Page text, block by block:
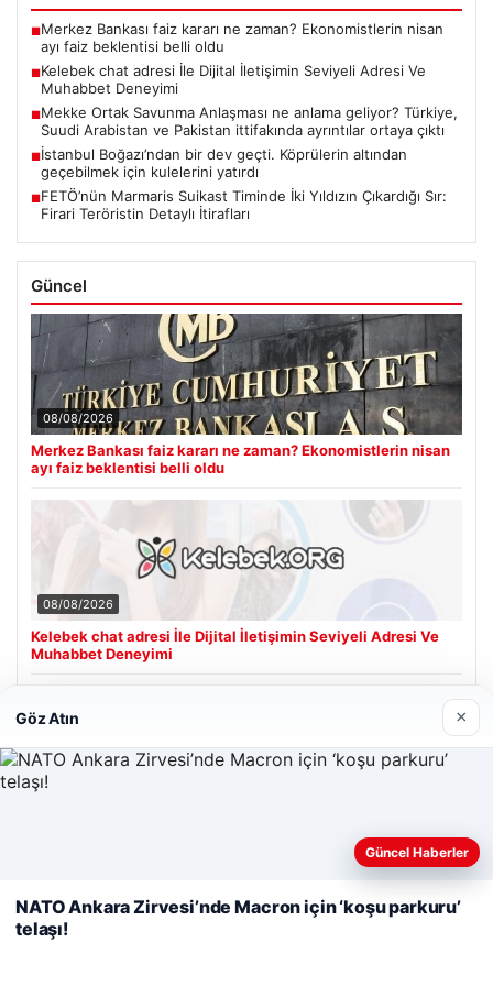
■Merkez Bankası faiz kararı ne zaman? Ekonomistlerin nisan
ayı faiz beklentisi belli oldu
■Kelebek chat adresi İle Dijital İletişimin Seviyeli Adresi Ve
Muhabbet Deneyimi
■Mekke Ortak Savunma Anlaşması ne anlama geliyor? Türkiye,
Suudi Arabistan ve Pakistan ittifakında ayrıntılar ortaya çıktı
■İstanbul Boğazı’ndan bir dev geçti. Köprülerin altından
geçebilmek için kulelerini yatırdı
■FETÖ’nün Marmaris Suikast Timinde İki Yıldızın Çıkardığı Sır:
Firari Teröristin Detaylı İtirafları
Güncel
08/08/2026
Merkez Bankası faiz kararı ne zaman? Ekonomistlerin nisan
ayı faiz beklentisi belli oldu
08/08/2026
Kelebek chat adresi İle Dijital İletişimin Seviyeli Adresi Ve
Muhabbet Deneyimi
Hastaş Beton
Web sitemizi nasıl kullandığınızı daha iyi anlayabilmek,
kullanıyoruz.
Çerez Politikamız
Reddet
Göz Atın ×
Güncel Haberler
NATO Ankara Zirvesi’nde Macron için ‘koşu parkuru’
telaşı!